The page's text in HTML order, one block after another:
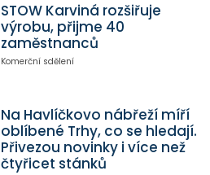
STOW Karviná rozšiřuje
výrobu, přijme 40
zaměstnanců
Komerční sdělení
Na Havlíčkovo nábřeží míří
oblíbené Trhy, co se hledají.
Přivezou novinky i více než
čtyřicet stánků